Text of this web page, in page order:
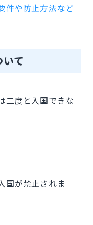
件や防止方法など
て
二度と入国できな
国が禁止されま